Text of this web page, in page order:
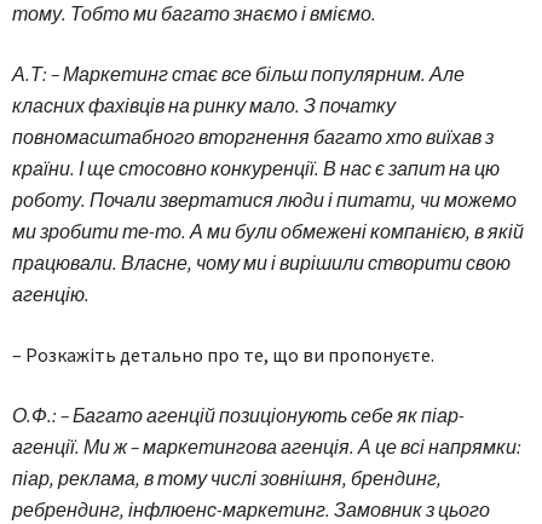
тому. Тобто ми багато знаємо і вміємо.
А.Т: – Маркетинг стає все більш популярним. Але
класних фахівців на ринку мало. З початку
повномасштабного вторгнення багато хто виїхав з
країни. І ще стосовно конкуренції. В нас є запит на цю
роботу. Почали звертатися люди і питати, чи можемо
ми зробити те-то. А ми були обмежені компанією, в якій
працювали. Власне, чому ми і вирішили створити свою
агенцію.
– Розкажіть детально про те, що ви пропонуєте.
О.Ф.: – Багато агенцій позиціонують себе як піар-
агенції. Ми ж – маркетингова агенція. А це всі напрямки:
піар, реклама, в тому числі зовнішня, брендинг,
ребрендинг, інфлюенс-маркетинг. Замовник з цього